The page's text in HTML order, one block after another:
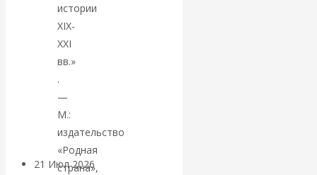
данным
Центробанка о
наличной
денежной массе
21 Июл 2026
истории
XIX-
XXI
вв.»
.
—
М.:
издательство
«Родная
страна»,